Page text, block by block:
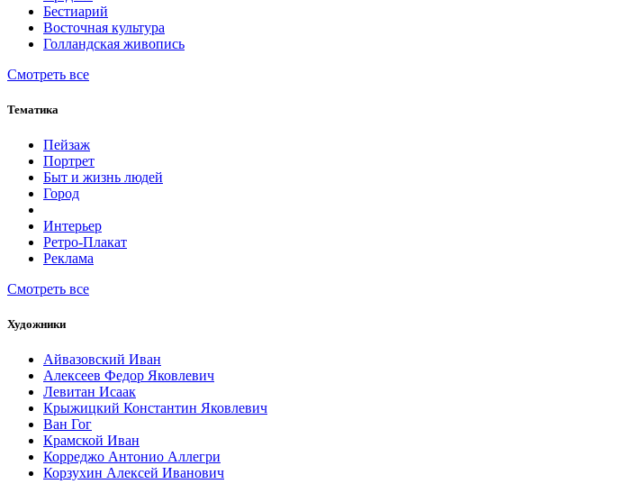
Бестиарий
Восточная культура
Голландская живопись
Смотреть все
Тематика
Пейзаж
Портрет
Быт и жизнь людей
Город
Интерьер
Ретро-Плакат
Реклама
Смотреть все
Художники
Айвазовский Иван
Алексеев Федор Яковлевич
Левитан Исаак
Крыжицкий Константин Яковлевич
Ван Гог
Крамской Иван
Корреджо Антонио Аллегри
Корзухин Алексей Иванович